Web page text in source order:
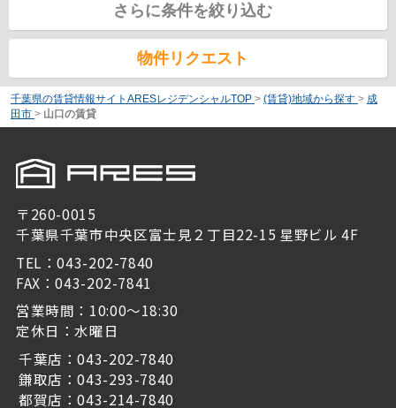
さらに条件を絞り込む
物件リクエスト
千葉県の賃貸情報サイトARESレジデンシャルTOP > (賃貸)地域から探す > 成
田市 > 山口の賃貸
〒260-0015
千葉県千葉市中央区富士見２丁目22-15 星野ビル 4F
TEL：043-202-7840
FAX：043-202-7841
営業時間：10:00～18:30
定休日：水曜日
千葉店：043-202-7840
鎌取店：043-293-7840
都賀店：043-214-7840